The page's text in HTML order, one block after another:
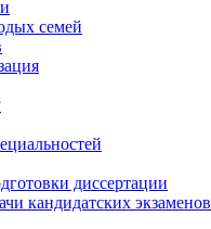
семей
диссертации
кандидатских экзаменов